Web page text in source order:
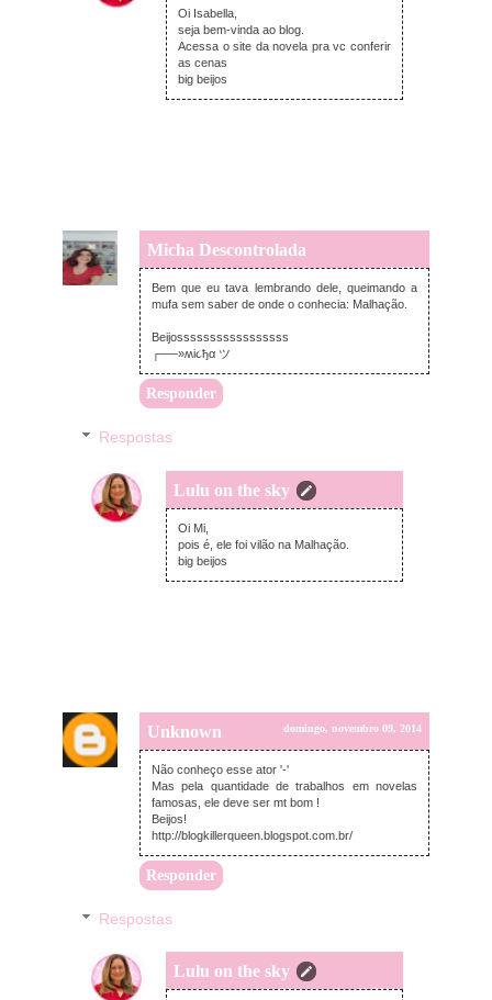
Oi Isabella,
seja bem-vinda ao blog.
Acessa o site da novela pra vc conferir
as cenas
big beijos
Micha Descontrolada
domingo, novembro 09, 2014
Bem que eu tava lembrando dele, queimando a
mufa sem saber de onde o conhecia: Malhação.
Beijosssssssssssssssss
┌──»ʍi૮ђα ツ
Responder
Respostas
Lulu on the sky
segunda-feira, novembro 10, 2014
Oi Mi,
pois é, ele foi vilão na Malhação.
big beijos
Unknown domingo, novembro 09, 2014
Não conheço esse ator '-'
Mas pela quantidade de trabalhos em novelas
famosas, ele deve ser mt bom !
Beijos!
http://blogkillerqueen.blogspot.com.br/
Responder
Respostas
Lulu on the sky
terça-feira, novembro 11, 2014